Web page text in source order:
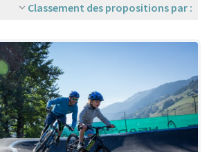
Classement des propositions par :